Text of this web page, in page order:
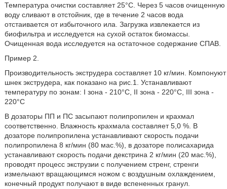
Температура очистки составляет 25°C. Через 5 часов очищенную
воду сливают в отстойник, где в течение 2 часов вода
отстаивается от избыточного ила. Загрузка извлекается из
биофильтра и исследуется на сухой остаток биомассы.
Очищенная вода исследуется на остаточное содержание СПАВ.
Пример 2.
Производительность экструдера составляет 10 кг/мин. Компонуют
шнек экструдера, как показано на рис.1. Устанавливают
температуру по зонам: I зона - 210°С, II зона - 220°С, III зона -
220°С
В дозаторы ПП и ПС засыпают полипропилен и крахмал
соответственно. Влажность крахмала составляет 5,0 %. В
дозаторе полипропилена устанавливают скорость подачи
полипропилена 8 кг/мин (80 мас.%), в дозаторе полисахарида
устанавливают скорость подачи декстрина 2 кг/мин (20 мас.%),
проводят процесс экструзии с получением стренг, стренги
измельчают вращающимся ножом с воздушным охлаждением,
конечный продукт получают в виде вспененных гранул.